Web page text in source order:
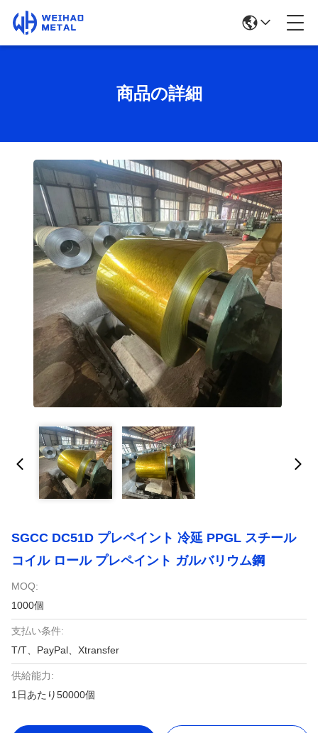
商品の詳細
SGCC DC51D プレペイント 冷延 PPGL スチール
コイル ロール プレペイント ガルバリウム鋼
MOQ:
1000個
支払い条件:
T/T、PayPal、Xtransfer
供給能力:
1日あたり50000個